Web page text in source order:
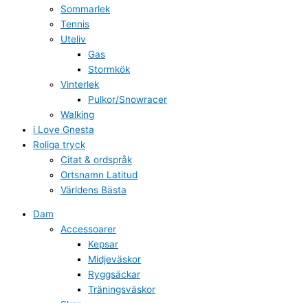
Sommarlek
Tennis
Uteliv
Gas
Stormkök
Vinterlek
Pulkor/Snowracer
Walking
i Love Gnesta
Roliga tryck
Citat & ordspråk
Ortsnamn Latitud
Världens Bästa
Dam
Accessoarer
Kepsar
Midjeväskor
Ryggsäckar
Träningsväskor